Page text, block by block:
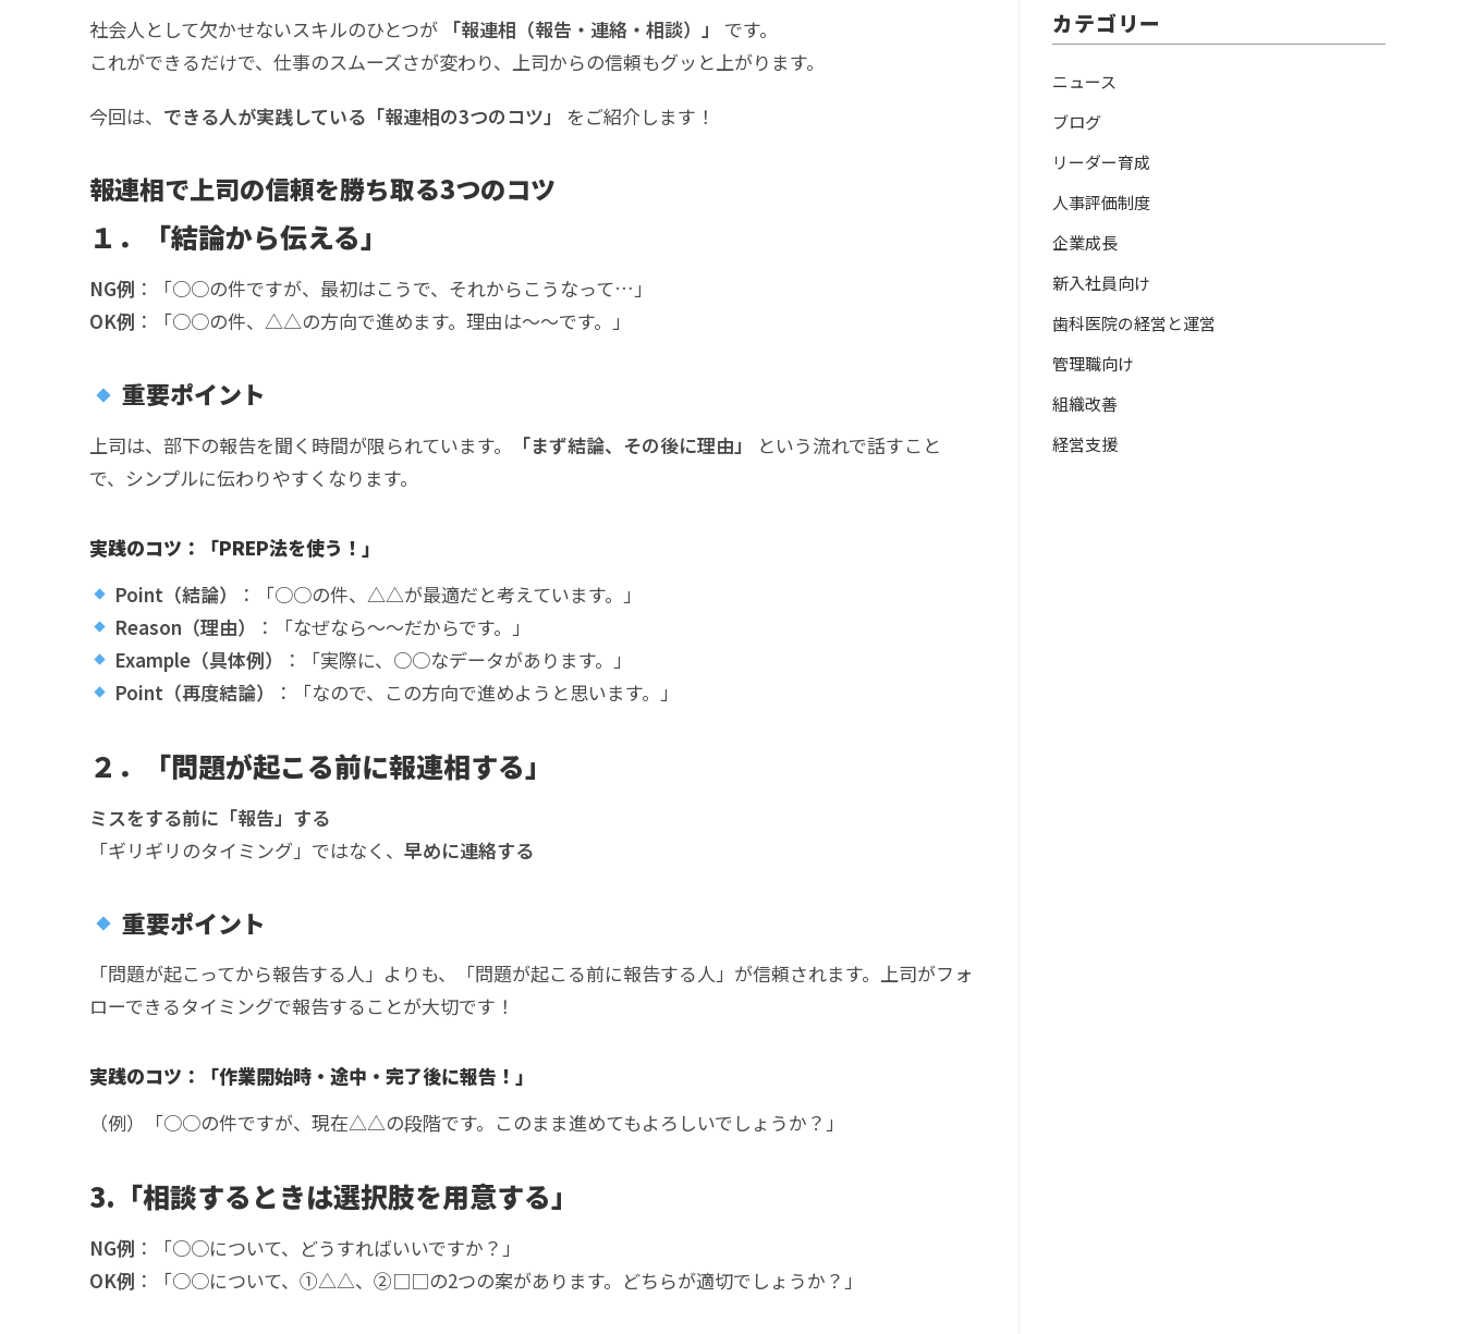
社会人として欠かせないスキルのひとつが 「報連相（報告・連絡・相談）」
です。
これができるだけで、仕事のスムーズさが変わり、上司からの信頼もグッと上がります。
今回は、 できる人が実践している「報連相の3つのコツ」 をご紹介します！
報連相で上司の信頼を勝ち取る3つのコツ
１．「結論から伝える」
NG例 ：「○○の件ですが、最初はこうで、それからこうなって…」
OK例 ：「○○の件、△△の方向で進めます。理由は～～です。」
重要ポイント
上司は、部下の報告を聞く時間が限られています。 「まず結論、その後に理由」
という流れで話すこと
で、シンプルに伝わりやすくなります。
実践のコツ：「PREP法を使う！」
Point（結論）
：「○○の件、△△が最適だと考えています。」
Reason（理由）
：「なぜなら～～だからです。」
Example（具体例）
：「実際に、○○なデータがあります。」
Point（再度結論）
：「なので、この方向で進めようと思います。」
２．「問題が起こる前に報連相する」
ミスをする前に「報告」する
「ギリギリのタイミング」ではなく、 早めに連絡する
重要ポイント
「問題が起こってから報告する人」よりも、「問題が起こる前に報告する人」が信頼されます。上司がフォ
ローできるタイミングで報告することが大切です！
実践のコツ：「作業開始時・途中・完了後に報告！」
（例）「○○の件ですが、現在△△の段階です。このまま進めてもよろしいでしょうか？」
3.「相談するときは選択肢を用意する」
NG例 ：「○○について、どうすればいいですか？」
OK例 ：「○○について、①△△、②□□の2つの案があります。どちらが適切でしょうか？」
カテゴリー
ニュース
ブログ
リーダー育成
人事評価制度
企業成長
新入社員向け
歯科医院の経営と運営
管理職向け
組織改善
経営支援